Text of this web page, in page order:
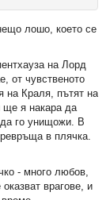
лошо, което се
на Лорд
от чувственото
на Краля, пътят на
ще я накара да
го унищожи. В
в плячка.
- много любов,
врагове, и